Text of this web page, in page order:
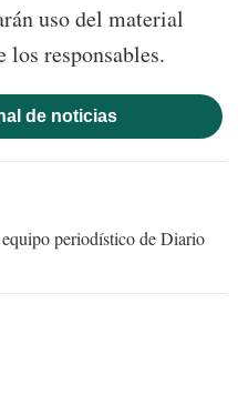
uso del material
los responsables.
de noticias
periodístico de Diario